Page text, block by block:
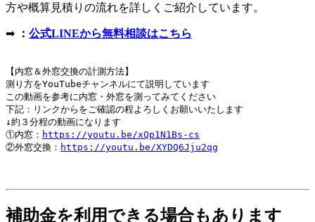
方や概算見積りの流れを詳しくご紹介しています。
➡ ： 公式LINEから無料相談はこちら
【内窓＆外窓交換の計測方法】
測り方をYouTubeチャンネルにて説明しています
この動画を参考に内窓・外窓を測ってみてください
下記：リンクからをご確認の程よろしくお願いいたします
↓約３分程の動画になります
①内窓： https://youtu.be/xQp1N1Bs-cs
②外窓交換： https://youtu.be/XYDQ6Jju2qg
補助金を利用できる場合もあります